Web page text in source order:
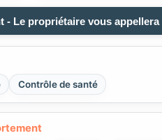
- Le propriétaire vous appellera
Contrôle de santé